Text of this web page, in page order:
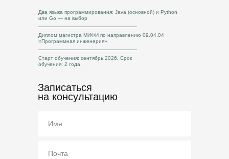
Записаться
на консультацию
Два языка программирования: Java (основной) и Python
или Go — на выбор
Диплом магистра МИФИ по направлению 09.04.04
«Программная инженерия»
Старт обучения: сентябрь 2026. Срок
обучения: 2 года.